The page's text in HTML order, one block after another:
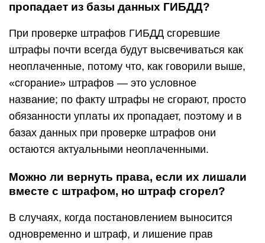
пропадает из базы данных ГИБДД?
При проверке штрафов ГИБДД сгоревшие
штрафы почти всегда будут высвечиваться как
неоплаченные, потому что, как говорили выше,
«сгорание» штрафов — это условное
название; по факту штрафы не сгорают, просто
обязанности уплаты их пропадает, поэтому и в
базах данных при проверке штрафов они
остаются актуальными неоплаченными.
Можно ли вернуть права, если их лишали
вместе с штрафом, но штраф сгорел?
В случаях, когда постановлением выносится
одновременно и штраф, и лишение прав